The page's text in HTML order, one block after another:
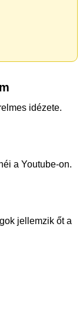
idézete.
a Youtube-on.
jellemzik őt a